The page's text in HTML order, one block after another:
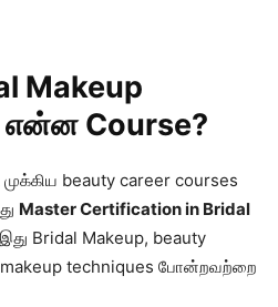
Makeup
என்ன Course?
beauty career courses
Master Certification in Bridal
Bridal Makeup, beauty
techniques போன்றவற்றை